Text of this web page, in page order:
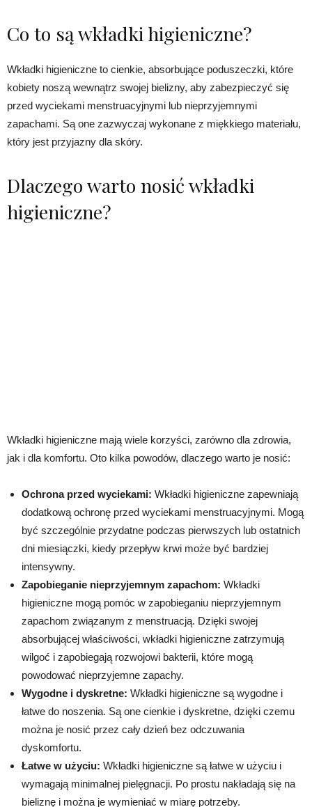
Co to są wkładki higieniczne?
Wkładki higieniczne to cienkie, absorbujące poduszeczki, które
kobiety noszą wewnątrz swojej bielizny, aby zabezpieczyć się
przed wyciekami menstruacyjnymi lub nieprzyjemnymi
zapachami. Są one zazwyczaj wykonane z miękkiego materiału,
który jest przyjazny dla skóry.
Dlaczego warto nosić wkładki
higieniczne?
Wkładki higieniczne mają wiele korzyści, zarówno dla zdrowia,
jak i dla komfortu. Oto kilka powodów, dlaczego warto je nosić:
Ochrona przed wyciekami: Wkładki higieniczne zapewniają
dodatkową ochronę przed wyciekami menstruacyjnymi. Mogą
być szczególnie przydatne podczas pierwszych lub ostatnich
dni miesiączki, kiedy przepływ krwi może być bardziej
intensywny.
Zapobieganie nieprzyjemnym zapachom: Wkładki
higieniczne mogą pomóc w zapobieganiu nieprzyjemnym
zapachom związanym z menstruacją. Dzięki swojej
absorbującej właściwości, wkładki higieniczne zatrzymują
wilgoć i zapobiegają rozwojowi bakterii, które mogą
powodować nieprzyjemne zapachy.
Wygodne i dyskretne: Wkładki higieniczne są wygodne i
łatwe do noszenia. Są one cienkie i dyskretne, dzięki czemu
można je nosić przez cały dzień bez odczuwania
dyskomfortu.
Łatwe w użyciu: Wkładki higieniczne są łatwe w użyciu i
wymagają minimalnej pielęgnacji. Po prostu nakładają się na
bieliznę i można je wymieniać w miarę potrzeby.